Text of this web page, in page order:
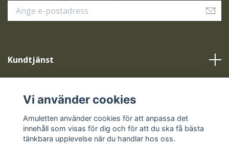
Kundtjänst
Sociala medier
Vi använder cookies
Amuletten använder cookies för att anpassa det
innehåll som visas för dig och för att du ska få bästa
tänkbara upplevelse när du handlar hos oss.